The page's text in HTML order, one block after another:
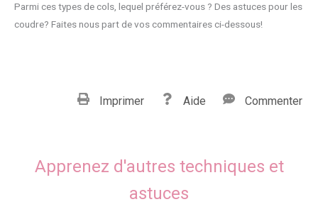
Parmi ces types de cols, lequel préférez-vous ? Des astuces pour les
coudre? Faites nous part de vos commentaires ci-dessous!
Imprimer Aide Commenter
Apprenez d'autres techniques et
astuces